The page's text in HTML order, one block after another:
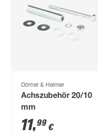
Dörner & Helmer
Achszubehör 20/10
mm
11,99 €